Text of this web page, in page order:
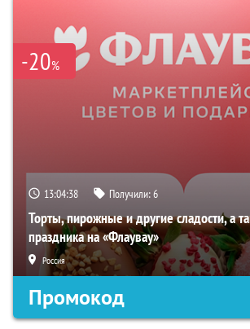
-20%
13:04:37 Получили:6
Торты, пирожные и другие сладости, а
праздника на «Флаувау»
Россия
Промокод